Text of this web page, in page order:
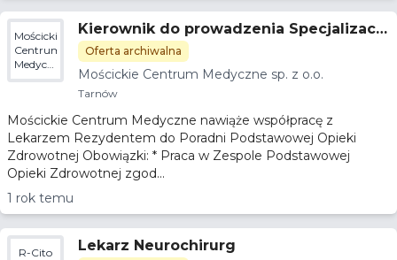
Mościckie
Centrum
Medyczne
sp. z
Kierownik do prowadzenia Specjalizacji
Medycyny Rodzinnej w POZ
Oferta archiwalna
Mościckie Centrum Medyczne sp. z o.o.
Tarnów
Mościckie Centrum Medyczne nawiąże współpracę z
Lekarzem Rezydentem do Poradni Podstawowej Opieki
Zdrowotnej Obowiązki: * Praca w Zespole Podstawowej
Opieki Zdrowotnej zgod...
1 rok temu
R-Cito Lekarz Neurochirurg